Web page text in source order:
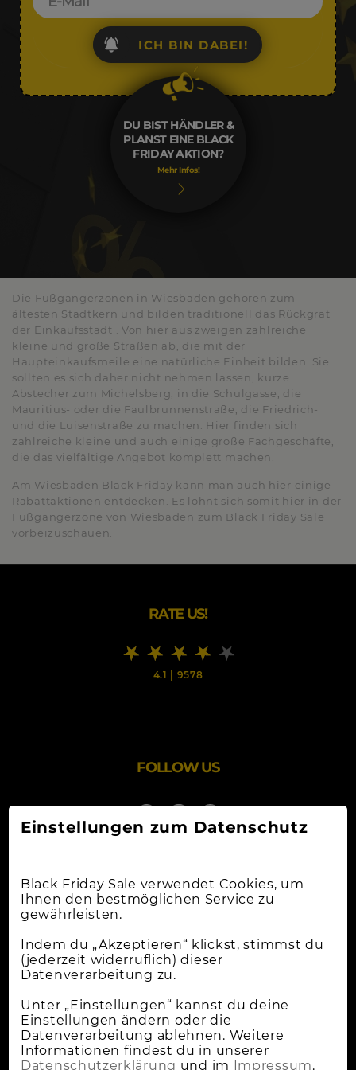
DU BIST HÄNDLER &
PLANST EINE BLACK
FRIDAY AKTION?
Mehr Infos!
ICH BIN DABEI!
Die Fußgängerzonen in Wiesbaden gehören zum
ältesten Stadtkern und bilden traditionell das Rückgrat
der Einkaufsstadt . Von hier aus zweigen zahlreiche
kleine und große Straßen ab, die mit der
Haupteinkaufsmeile eine natürliche Einheit bilden. Sie
sollten es sich daher nicht nehmen lassen, kurze
Abstecher zum Michelsberg, in die Schulgasse, die
Mauritius- oder die Faulbrunnenstraße, die Friedrich-
und die Luisenstraße zu machen. Hier finden sich
zahlreiche kleine und auch einige große Fachgeschäfte,
die das vielfältige Angebot komplett machen.
Am Wiesbaden Black Friday kann man auch hier einige
Rabattaktionen entdecken. Es lohnt sich somit hier in der
Fußgängerzone von Wiesbaden zum Black Friday Sale
vorbeizuschauen.
RATE US!
4.1 | 9578
FOLLOW US
Online-Shops
Apple Deals
Cybermonday
News
Wann Ist Black Friday?
Einstellungen zum Datenschutz
Black Friday Sale verwendet Cookies, um
Ihnen den bestmöglichen Service zu
gewährleisten.
Indem du „Akzeptieren“ klickst, stimmst du
(jederzeit widerruflich) dieser
Datenverarbeitung zu.
Unter „Einstellungen“ kannst du deine
Einstellungen ändern oder die
Datenverarbeitung ablehnen. Weitere
Informationen findest du in unserer
Datenschutzerklärung und im Impressum.